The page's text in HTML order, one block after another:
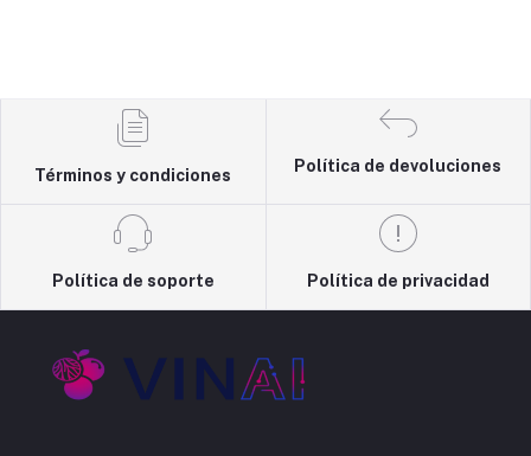
Términos y condiciones
Política de devoluciones
Política de soporte Política de privacidad